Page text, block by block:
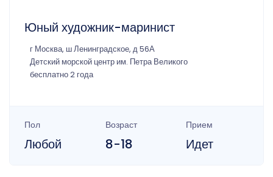
Юный художник-маринист
г Москва, ш Ленинградское, д 56А
Детский морской центр им. Петра Великого
бесплатно 2 года
Пол
Любой
Возраст
8-18
Прием
Идет